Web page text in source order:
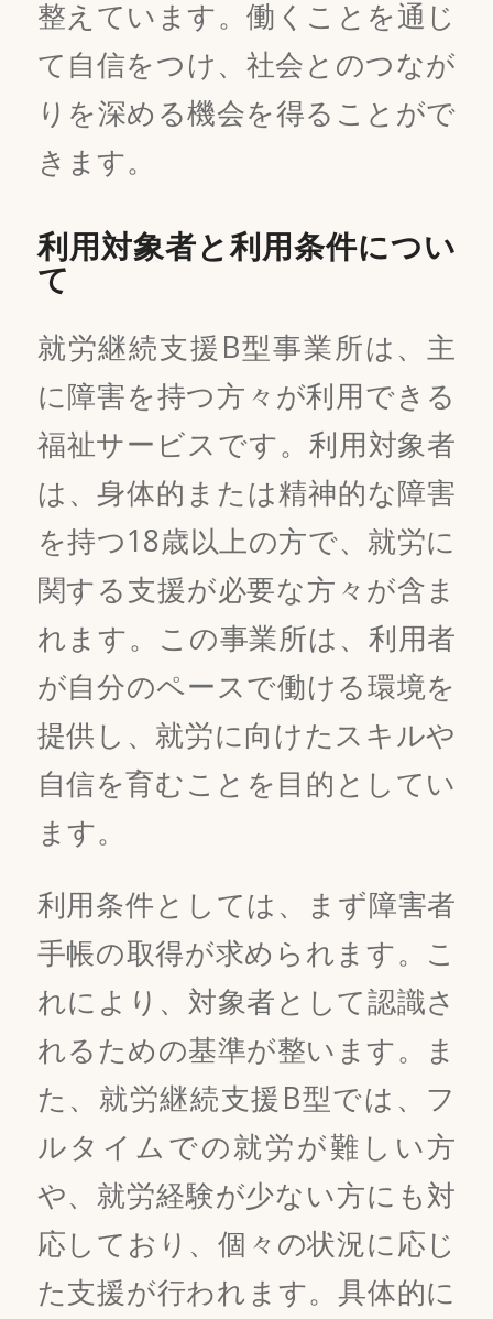
整えています。働くことを通じ
て自信をつけ、社会とのつなが
りを深める機会を得ることがで
きます。
利用対象者と利用条件につい
て
就労継続支援B型事業所は、主
に障害を持つ方々が利用できる
福祉サービスです。利用対象者
は、身体的または精神的な障害
を持つ18歳以上の方で、就労に
関する支援が必要な方々が含ま
れます。この事業所は、利用者
が自分のペースで働ける環境を
提供し、就労に向けたスキルや
自信を育むことを目的としてい
ます。
利用条件としては、まず障害者
手帳の取得が求められます。こ
れにより、対象者として認識さ
れるための基準が整います。ま
た、就労継続支援B型では、フ
ルタイムでの就労が難しい方
や、就労経験が少ない方にも対
応しており、個々の状況に応じ
た支援が行われます。具体的に